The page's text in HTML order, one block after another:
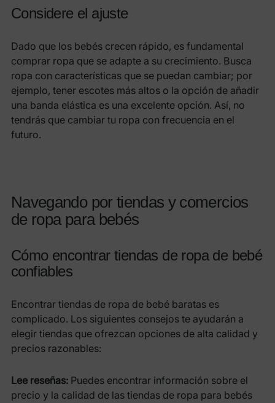
Considere el ajuste
Dado que los bebés crecen rápido, es fundamental
comprar ropa que se adapte a su crecimiento. Busca
ropa con características que se puedan cambiar; por
ejemplo, tener escotes más altos o la opción de añadir
una banda elástica es una excelente opción. Así, no
tendrás que cambiar tu ropa con frecuencia en el
futuro.
Navegando por tiendas y comercios
de ropa para bebés
Cómo encontrar tiendas de ropa de bebé
confiables
Encontrar tiendas de ropa de bebé baratas es
complicado. Los siguientes consejos te ayudarán a
elegir tiendas que ofrezcan opciones de alta calidad y
precios razonables:
Lee reseñas: Puedes encontrar información sobre el
precio y la calidad de las tiendas de ropa para bebés